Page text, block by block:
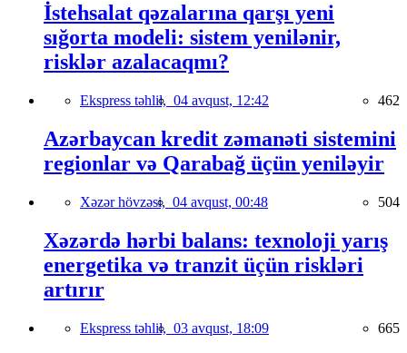
İstehsalat qəzalarına qarşı yeni
sığorta modeli: sistem yenilənir,
risklər azalacaqmı?
Ekspress təhlil, 04 avqust, 12:42 462
Azərbaycan kredit zəmanəti sistemini
regionlar və Qarabağ üçün yeniləyir
Xəzər hövzəsi, 04 avqust, 00:48 504
Xəzərdə hərbi balans: texnoloji yarış
energetika və tranzit üçün riskləri
artırır
Ekspress təhlil, 03 avqust, 18:09 665